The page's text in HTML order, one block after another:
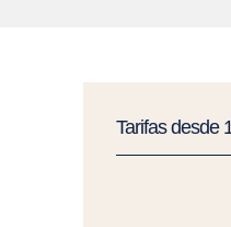
Tarifas desde